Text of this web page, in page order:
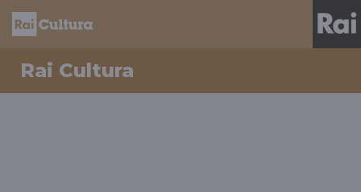
Rai Cultura